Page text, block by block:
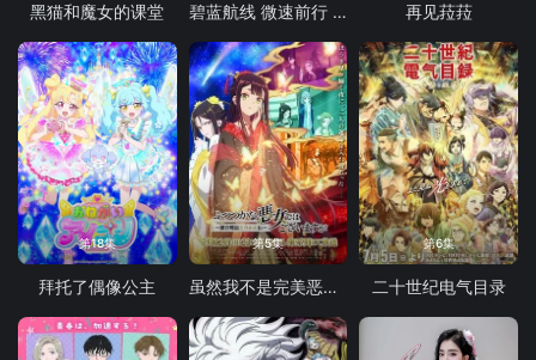
黑猫和魔女的课堂 碧蓝航线 微速前行 第二季 再见菈菈
第18集
拜托了偶像公主
第5集
虽然我不是完美恶女～雏宫蝶鼠替换传
第6集
二十世纪电气目录